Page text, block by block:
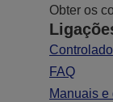
Obter os
FAQ
Manuais